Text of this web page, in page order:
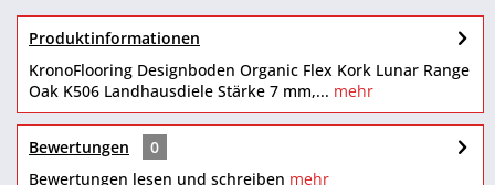
Produktinformationen
KronoFlooring Designboden Organic Flex Kork Lunar Range
Oak K506 Landhausdiele Stärke 7 mm,... mehr
Bewertungen
0
Bewertungen lesen und schreiben mehr